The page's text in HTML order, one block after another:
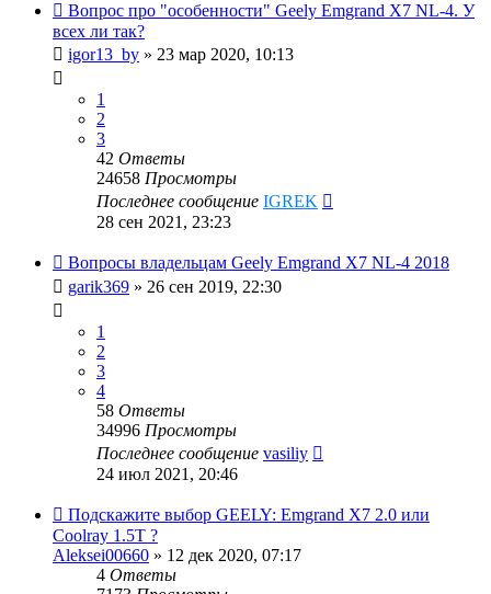
Вопрос про "особенности" Geely Emgrand X7 NL-4. У
всех ли так?
igor13_by » 23 мар 2020, 10:13
1
2
3
42 Ответы
24658 Просмотры
Последнее сообщение IGREK
28 сен 2021, 23:23
Вопросы владельцам Geely Emgrand X7 NL-4 2018
garik369 » 26 сен 2019, 22:30
1
2
3
4
58 Ответы
34996 Просмотры
Последнее сообщение vasiliy
24 июл 2021, 20:46
Подскажите выбор GEELY: Emgrand X7 2.0 или
Coolray 1.5T ?
Aleksei00660 » 12 дек 2020, 07:17
4 Ответы